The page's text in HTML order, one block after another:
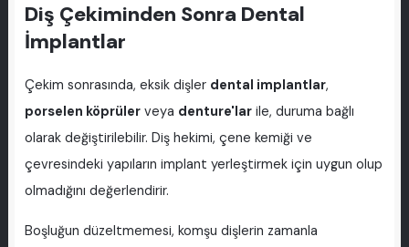
Diş Çekiminden Sonra Dental
İmplantlar
Çekim sonrasında, eksik dişler dental implantlar,
porselen köprülerveya denture'larile, duruma bağlı
olarak değiştirilebilir. Diş hekimi, çene kemiği ve
çevresindeki yapıların implant yerleştirmek için uygun olup
olmadığını değerlendirir.
Boşluğun düzeltmemesi, komşu dişlerin zamanla